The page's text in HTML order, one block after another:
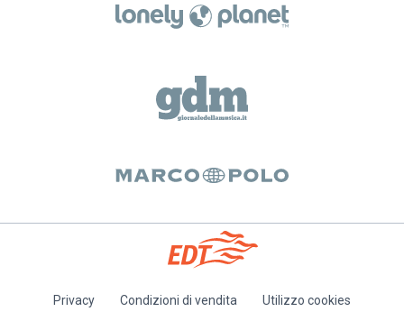
Privacy Condizioni di vendita
Utilizzo cookies